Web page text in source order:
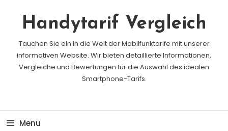
Handytarif Vergleich
Tauchen Sie ein in die Welt der Mobilfunktarife mit unserer
informativen Website. Wir bieten detaillierte Informationen,
Vergleiche und Bewertungen für die Auswahl des idealen
Smartphone-Tarifs.
Menu